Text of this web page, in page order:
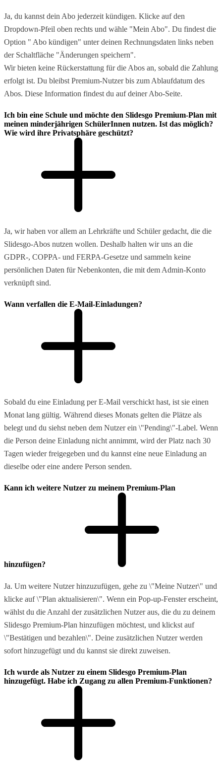
Ja, du kannst dein Abo jederzeit kündigen. Klicke auf den
Dropdown-Pfeil oben rechts und wähle "Mein Abo". Du findest die
Option " Abo kündigen" unter deinen Rechnungsdaten links neben
der Schaltfläche "Änderungen speichern".
Wir bieten keine Rückerstattung für die Abos an, sobald die Zahlung
erfolgt ist. Du bleibst Premium-Nutzer bis zum Ablaufdatum des
Abos. Diese Information findest du auf deiner Abo-Seite.
Ich bin eine Schule und möchte den Slidesgo Premium-Plan mit
meinen minderjährigen SchülerInnen nutzen. Ist das möglich?
Wie wird ihre Privatsphäre geschützt?
Ja, wir haben vor allem an Lehrkräfte und Schüler gedacht, die die
Slidesgo-Abos nutzen wollen. Deshalb halten wir uns an die
GDPR-, COPPA- und FERPA-Gesetze und sammeln keine
persönlichen Daten für Nebenkonten, die mit dem Admin-Konto
verknüpft sind.
Wann verfallen die E-Mail-Einladungen?
Sobald du eine Einladung per E-Mail verschickt hast, ist sie einen
Monat lang gültig. Während dieses Monats gelten die Plätze als
belegt und du siehst neben dem Nutzer ein \"Pending\"-Label. Wenn
die Person deine Einladung nicht annimmt, wird der Platz nach 30
Tagen wieder freigegeben und du kannst eine neue Einladung an
dieselbe oder eine andere Person senden.
Kann ich weitere Nutzer zu meinem Premium-Plan
hinzufügen?
Ja. Um weitere Nutzer hinzuzufügen, gehe zu \"Meine Nutzer\" und
klicke auf \"Plan aktualisieren\". Wenn ein Pop-up-Fenster erscheint,
wählst du die Anzahl der zusätzlichen Nutzer aus, die du zu deinem
Slidesgo Premium-Plan hinzufügen möchtest, und klickst auf
\"Bestätigen und bezahlen\". Deine zusätzlichen Nutzer werden
sofort hinzugefügt und du kannst sie direkt zuweisen.
Ich wurde als Nutzer zu einem Slidesgo Premium-Plan
hinzugefügt. Habe ich Zugang zu allen Premium-Funktionen?